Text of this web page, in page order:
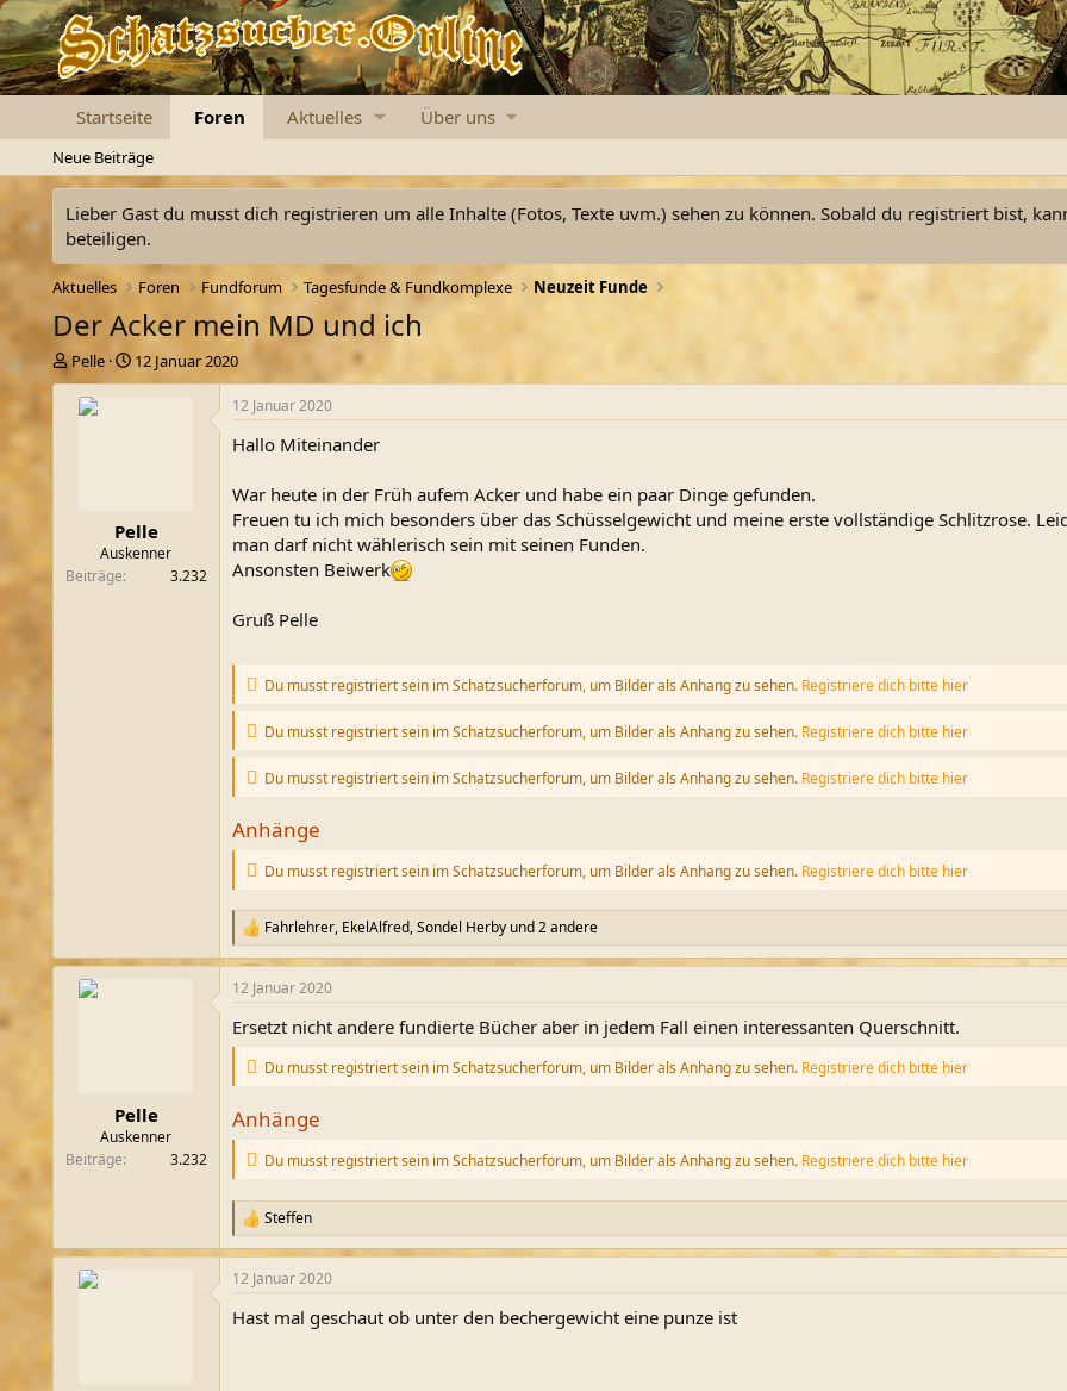
Startseite Foren Aktuelles Über uns
Neue Beiträge
Lieber Gast du musst dich registrieren um alle Inhalte (Fotos, Texte uvm.) sehen zu können. Sobald du registriert bist,
beteiligen.
Aktuelles Foren Fundforum Tagesfunde & Fundkomplexe Neuzeit Funde
Der Acker mein MD und ich
E
r
Pelle
E
r
a
m
12 Januar 2020
Pelle
Auskenner
Beiträge
3.232
12 Januar 2020
Hallo Miteinander
War heute in der Früh aufem Acker und habe ein paar Dinge gefunden.
Freuen tu ich mich besonders über das Schüsselgewicht und meine erste vollständige Schlitzrose.
man darf nicht wählerisch sein mit seinen Funden.
Ansonsten Beiwerk
Gruß Pelle
Du musst registriert sein im Schatzsucherforum, um Bilder als Anhang zu sehen. Registriere dich bitte hier
Du musst registriert sein im Schatzsucherforum, um Bilder als Anhang zu sehen. Registriere dich bitte hier
Du musst registriert sein im Schatzsucherforum, um Bilder als Anhang zu sehen. Registriere dich bitte hier
Anhänge
Du musst registriert sein im Schatzsucherforum, um Bilder als Anhang zu sehen. Registriere dich bitte hier
R
e
a
k
i
n
:
Fahrlehrer, EkelAlfred,Sondel Herbyund 2 andere
Pelle
Auskenner
Beiträge
3.232
12 Januar 2020
Ersetzt nicht andere fundierte Bücher aber in jedem Fall einen interessanten Querschnitt.
Du musst registriert sein im Schatzsucherforum, um Bilder als Anhang zu sehen. Registriere dich bitte hier
Anhänge
Du musst registriert sein im Schatzsucherforum, um Bilder als Anhang zu sehen. Registriere dich bitte hier
R
e
a
k
i
Steffen
12 Januar 2020
Hast mal geschaut ob unter den bechergewicht eine punze ist